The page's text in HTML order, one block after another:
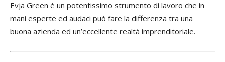
Evja Green è un potentissimo strumento di lavoro che in
mani esperte ed audaci può fare la differenza tra una
buona azienda ed un’eccellente realtà imprenditoriale.